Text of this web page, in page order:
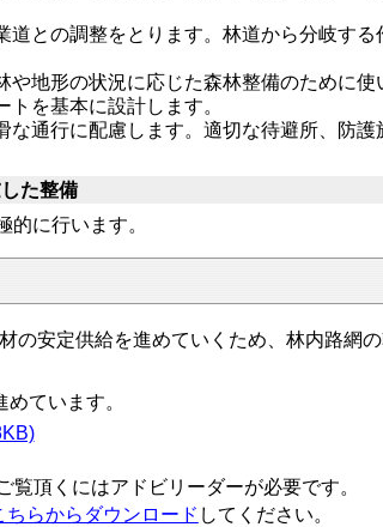
道との調整をとります。林道から分岐する
地形の状況に応じた森林整備のために使
を基本に設計します。
通行に配慮します。適切な待避所、防護
た整備
に行います。
安定供給を進めていくため、林内路網
ています。
頂くにはアドビリーダーが必要です。
ちらからダウンロード してください。